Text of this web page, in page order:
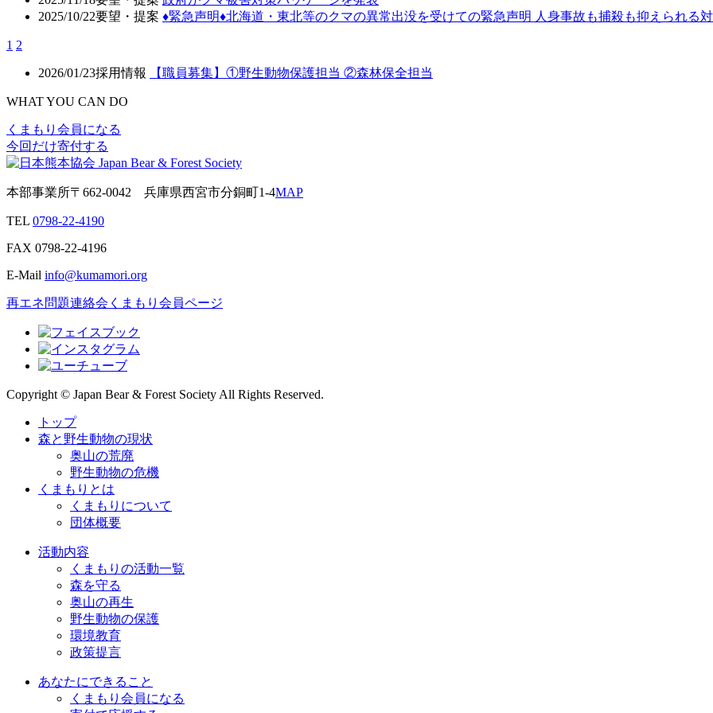
2025/10/22要望・提案 ♦️緊急声明♦️北海道・東北等のクマの異常出没を受けての緊急声明 人身事故も捕殺も抑えられる
1 2
2026/01/23採用情報 【職員募集】①野生動物保護担当 ②森林保全担当
WHAT YOU CAN DO
くまもり会員になる
今回だけ寄付する
本部事業所〒662-0042 兵庫県西宮市分銅町1-4MAP
TEL 0798-22-4190
FAX 0798-22-4196
E-Mail info@kumamori.org
再エネ問題連絡会 くまもり会員ページ
Copyright © Japan Bear & Forest Society All Rights Reserved.
トップ
森と野生動物の現状
奥山の荒廃
野生動物の危機
くまもりとは
くまもりについて
団体概要
活動内容
くまもりの活動一覧
森を守る
奥山の再生
野生動物の保護
環境教育
政策提言
あなたにできること
くまもり会員になる